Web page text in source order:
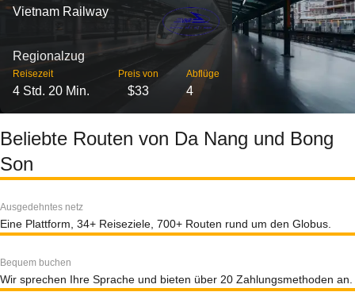
Vietnam Railway
Regionalzug
Reisezeit
4 Std. 20 Min.
Preis von
$33
Abflüge
4
Beliebte Routen von Da Nang und Bong
Son
Ausgedehntes netz
Eine Plattform, 34+ Reiseziele, 700+ Routen rund um den Globus.
Bequem buchen
Wir sprechen Ihre Sprache und bieten über 20 Zahlungsmethoden an.